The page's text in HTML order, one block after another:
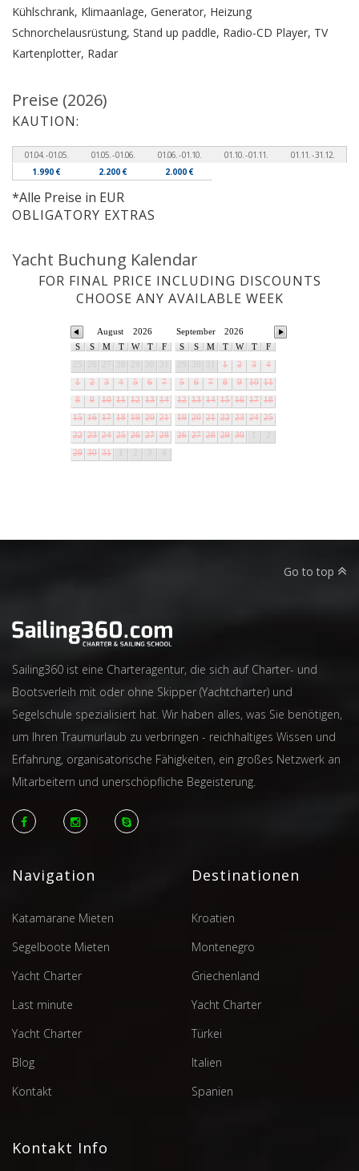
Kühlschrank, Klimaanlage, Generator, Heizung
Schnorchelausrüstung, Stand up paddle, Radio-CD Player, TV
Kartenplotter, Radar
Preise (2026)
KAUTION:
01.04. - 01.05. 01.05. - 01.06. 01.06. - 01.10. 01.10. - 01.11.
01.11. - 31.12.
1.990 €
2.200 € 2.000 €
*Alle Preise in EUR
OBLIGATORY EXTRAS
Yacht Buchung Kalendar
FOR FINAL PRICE INCLUDING DISCOUNTS
CHOOSE ANY AVAILABLE WEEK
2026
August
S
S M T W T
F
1
2 3 4 5 6
7
8
9 10 11 12 13 14
15 16 17 18 19 20 21
22 23 24 25 26 27 28
29 30 31
2026
September
S
S M T W T
F
1 2 3
4
5
6 7 8 9 10 11
12 13 14 15 16 17 18
19 20 21 22 23 24 25
26 27 28 29 30
Go to top
Sailing360 ist eine Charteragentur, die sich auf Charter- und
Bootsverleih mit oder ohne Skipper (Yachtcharter) und
Segelschule spezialisiert hat. Wir haben alles, was Sie benötigen,
um Ihren Traumurlaub zu verbringen - reichhaltiges Wissen und
Erfahrung, organisatorische Fähigkeiten, ein großes Netzwerk an
Mitarbeitern und unerschöpfliche Begeisterung.
Navigation
Katamarane Mieten
Segelboote Mieten
Yacht Charter
Last minute
Yacht Charter
Blog
Kontakt
Destinationen
Kroatien
Montenegro
Griechenland
Yacht Charter
Türkei
Italien
Spanien
Kontakt Info